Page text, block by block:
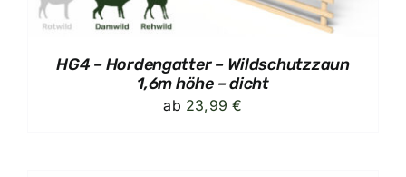
HG4 – Hordengatter – Wildschutzzaun
1,6m höhe – dicht
ab 23,99€